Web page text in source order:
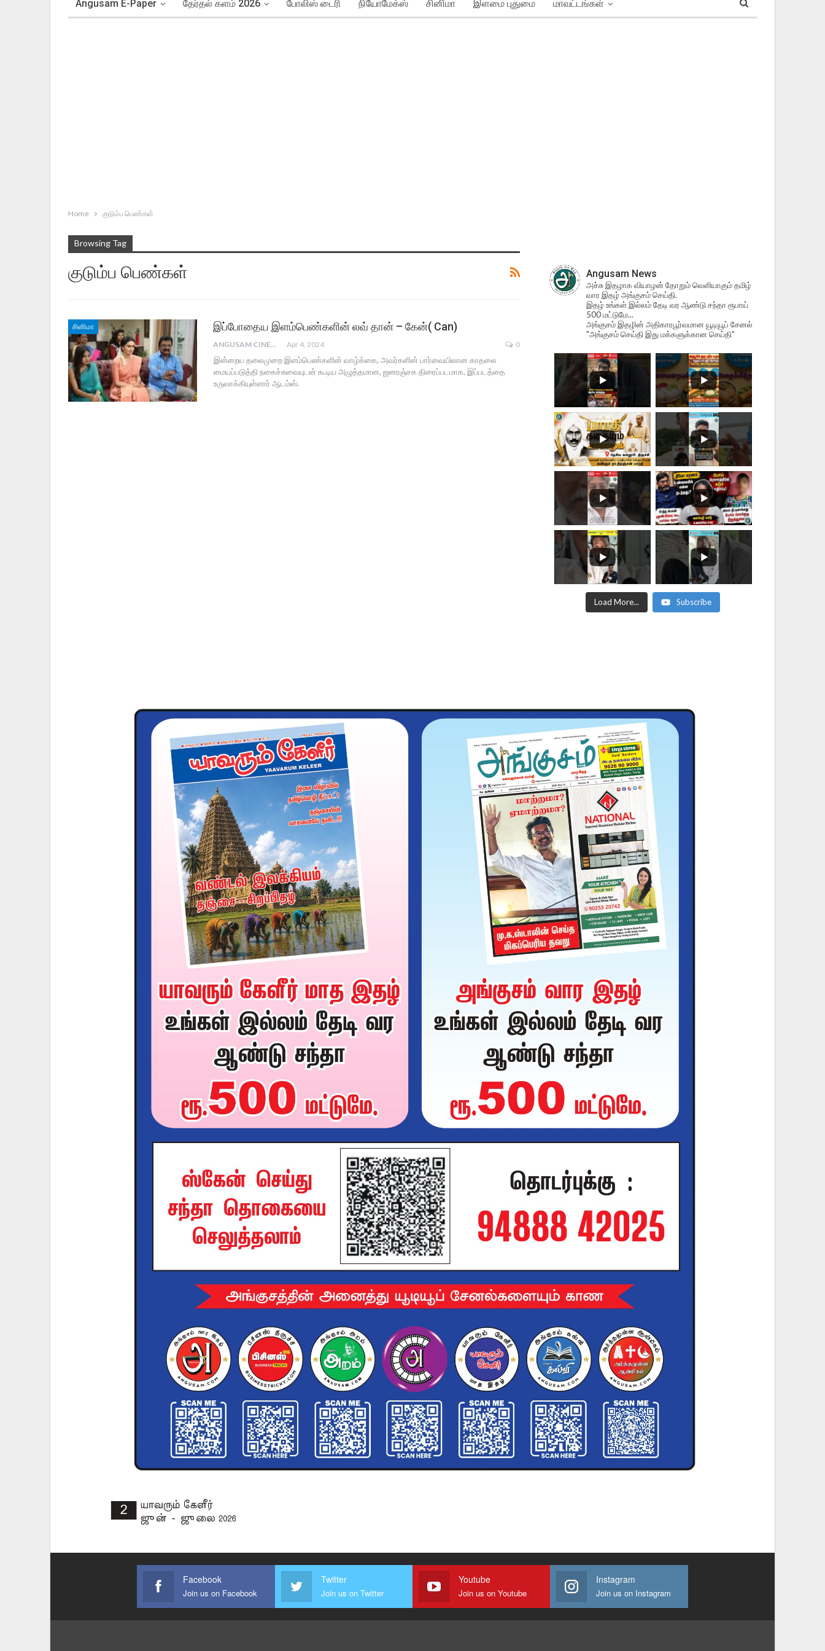
Angusam E-Paper தேர்தல் களம் 2026 போலிஸ் டைரி நியோமேக்ஸ் சினிமா இளமை புதுமை மாவட்டங்கள்
Home குடும்ப பெண்கள்
Browsing Tag
குடும்ப பெண்கள்
சினிமா இப்போதைய இளம்பெண்களின் லவ் தான் – கேன்( Can)
ANGUSAM CINEMA Apr 4, 2024 0
இன்றைய தலைமுறை இளம்பெண்களின் வாழ்க்கை, அவர்களின் பார்வையிலான காதலை
மையப்படுத்தி நகைச்சுவையுடன் கூடிய அழுத்தமான, ஜனரஞ்சக திரைப்படமாக, இப்படத்தை
உருவாக்கியுள்ளார் ஆடம்ஸ்.
Angusam News
அச்சு இதழாக வியாழன் தோறும் வெளியாகும் தமிழ்
வார இதழ் அங்குசம் செய்தி.
இதழ் உங்கள் இல்லம் தேடி வர ஆண்டு சந்தா ரூபாய்
500 மட்டுமே...
அங்குசம் இதழின் அதிகாரபூர்வமான யூடியூப் சேனல்
"அங்குசம் செய்தி இது மக்களுக்கான செய்தி"
Load More... Subscribe
Facebook
Join us on Facebook
Twitter
Join us on Twitter
Youtube
Join us on Youtube
Instagram
Join us on Instagram